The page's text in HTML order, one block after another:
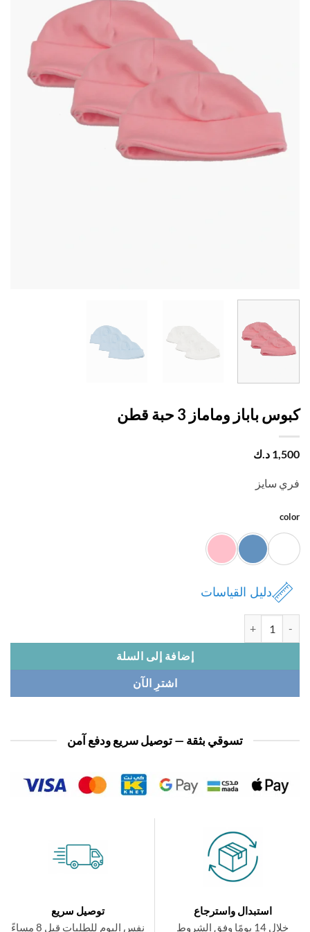
باباز وماماز 3 حبة قطن
د.ك
سايز
دليل القياسات
إضافة إلى السلة
اشترِ الآن
تسوقي بثقة — توصيل سريع ودفع آمن
استبدال واسترجاع
توصيل سريع
نفس اليوم للطلبات قبل 8 مساءً